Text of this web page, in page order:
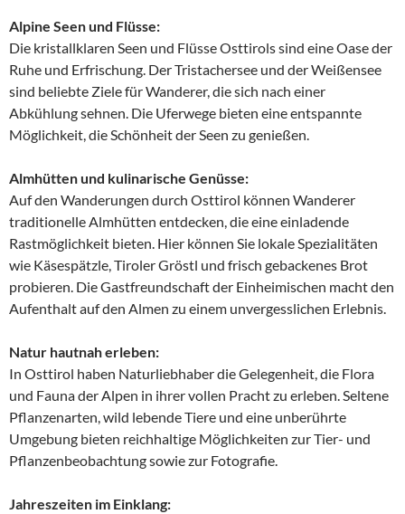
Alpine Seen und Flüsse:
Die kristallklaren Seen und Flüsse Osttirols sind eine Oase der
Ruhe und Erfrischung. Der Tristachersee und der Weißensee
sind beliebte Ziele für Wanderer, die sich nach einer
Abkühlung sehnen. Die Uferwege bieten eine entspannte
Möglichkeit, die Schönheit der Seen zu genießen.
Almhütten und kulinarische Genüsse:
Auf den Wanderungen durch Osttirol können Wanderer
traditionelle Almhütten entdecken, die eine einladende
Rastmöglichkeit bieten. Hier können Sie lokale Spezialitäten
wie Käsespätzle, Tiroler Gröstl und frisch gebackenes Brot
probieren. Die Gastfreundschaft der Einheimischen macht den
Aufenthalt auf den Almen zu einem unvergesslichen Erlebnis.
Natur hautnah erleben:
In Osttirol haben Naturliebhaber die Gelegenheit, die Flora
und Fauna der Alpen in ihrer vollen Pracht zu erleben. Seltene
Pflanzenarten, wild lebende Tiere und eine unberührte
Umgebung bieten reichhaltige Möglichkeiten zur Tier- und
Pflanzenbeobachtung sowie zur Fotografie.
Jahreszeiten im Einklang: